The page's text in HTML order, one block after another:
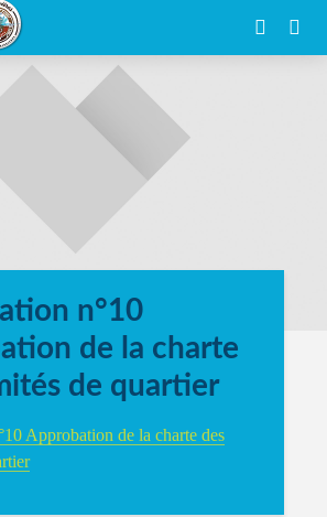
n°10
de la charte
de quartier
Approbation de la charte des